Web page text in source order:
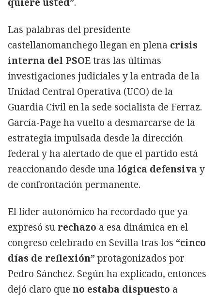
Las palabras del presidente
castellanomanchego llegan en plena crisis
interna del PSOEtras las últimas
investigaciones judiciales y la entrada de la
Unidad Central Operativa (UCO) de la
Guardia Civil en la sede socialista de Ferraz.
García-Page ha vuelto a desmarcarse de la
estrategia impulsada desde la dirección
federal y ha alertado de que el partido está
reaccionando desde una lógica defensiva y
de confrontación permanente.
El líder autonómico ha recordado que ya
expresó su rechazo a esa dinámica en el
congreso celebrado en Sevilla tras los “cinco
días de reflexión” protagonizados por
Pedro Sánchez. Según ha explicado, entonces
dejó claro que no estaba dispuesto a